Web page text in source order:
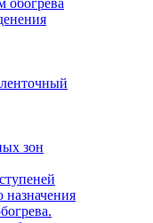
обогрева
зон
назначения